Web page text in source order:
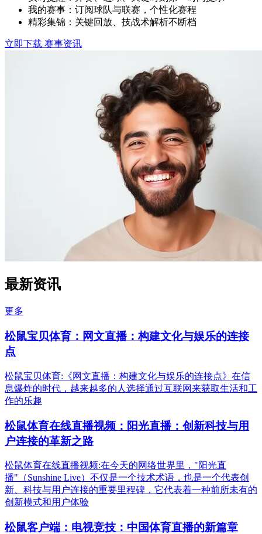
我的赛事：订阅球队与联赛，个性化赛程
精彩集锦：关键回放、技战术解析不断档
立即下载 赛事资讯
最新资讯
更多
松鼠宝贝体育：网文直播：构建文化与娱乐的连接
点
松鼠宝贝体育:《网文直播：构建文化与娱乐的连接点》在信
息爆炸的时代，越来越多的人选择通过互联网来获取生活和工
作的乐趣
松鼠体育在线直播视频：阳光直播：创新科技与用
户连接的革新之路
松鼠体育在线直播视频:在今天的网络世界里，"阳光直
播"（Sunshine Live）不仅是一个技术术语，也是一个代表创
新、科技与用户连接的重要里程碑，它代表着一种前所未有的
创新模式和用户体验
松鼠客户端：电视竞技：中国体育直播的新篇章